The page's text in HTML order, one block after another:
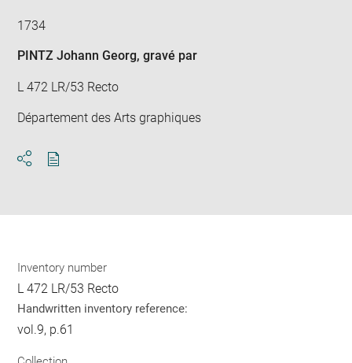
1734
PINTZ Johann Georg, gravé par
L 472 LR/53 Recto
Département des Arts graphiques
Inventory number
L 472 LR/53 Recto
Handwritten inventory reference:
vol.9, p.61